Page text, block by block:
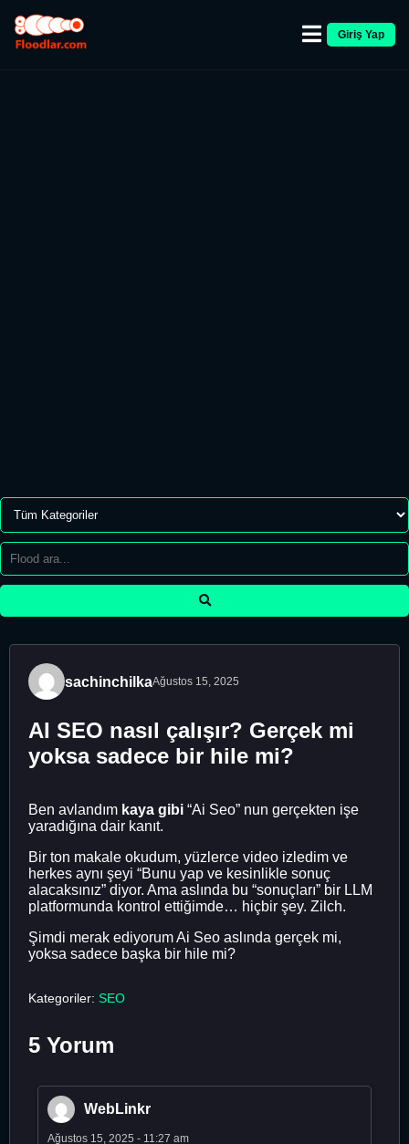
Giriş Yap
sachinchilkaAğustos 15, 2025
AI SEO nasıl çalışır? Gerçek mi
yoksa sadece bir hile mi?
Ben avlandım kaya gibi “Ai Seo” nun gerçekten işe
yaradığına dair kanıt.
Bir ton makale okudum, yüzlerce video izledim ve
herkes aynı şeyi “Bunu yap ve kesinlikle sonuç
alacaksınız” diyor. Ama aslında bu “sonuçları” bir LLM
platformunda kontrol ettiğimde… hiçbir şey. Zilch.
Şimdi merak ediyorum Ai Seo aslında gerçek mi,
yoksa sadece başka bir hile mi?
Kategoriler: SEO
5 Yorum
WebLinkr
Ağustos 15, 2025 - 11:27 am